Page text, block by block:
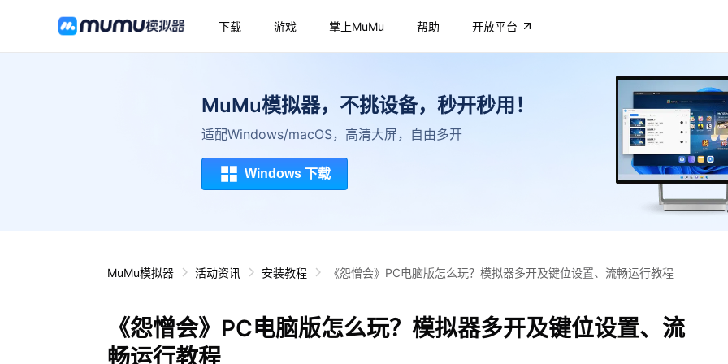
下载 游戏 掌上MuMu 帮助 开放平台
MuMu模拟器，不挑设备，秒开秒用！
适配Windows/macOS，高清大屏，自由多开
Windows 下载
MuMu模拟器 活动资讯 安装教程 《怨憎会》PC电脑版怎么玩？模拟器多开及键位设置、流畅运行教程
《怨憎会》PC电脑版怎么玩？模拟器多开及键位设置、流
畅运行教程